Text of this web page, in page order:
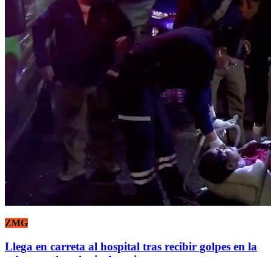
ZMG
Llega en carreta al hospital tras recibir golpes en la